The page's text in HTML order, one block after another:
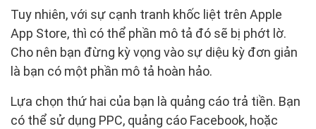
Tuy nhiên, với sự cạnh tranh khốc liệt trên Apple
App Store, thì có thể phần mô tả đó sẽ bị phớt lờ.
Cho nên bạn đừng kỳ vọng vào sự diệu kỳ đơn giản
là bạn có một phần mô tả hoàn hảo.
Lựa chọn thứ hai của bạn là quảng cáo trả tiền. Bạn
có thể sử dụng PPC, quảng cáo Facebook, hoặc